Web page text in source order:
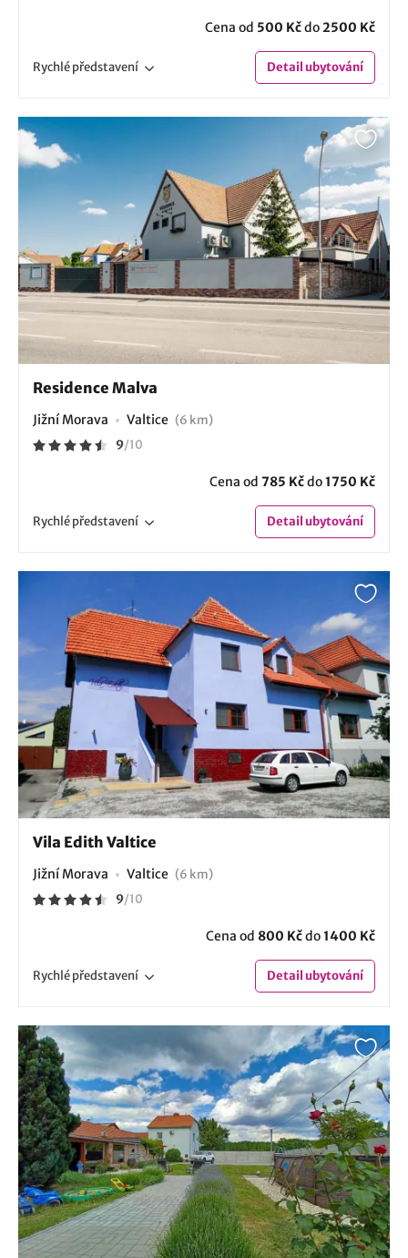
Cena od 500 Kčdo2500 Kč
Rychlépředstavení Detailubytování
Residence Malva
Jižní Morava Valtice (6 km)
9/10
Cena od 785 Kčdo1750 Kč
Rychlépředstavení Detailubytování
Vila Edith Valtice
Jižní Morava Valtice (6 km)
9/10
Cena od 800 Kčdo1400 Kč
Rychlépředstavení Detailubytování